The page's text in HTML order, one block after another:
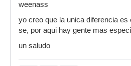
weenass
yo creo que la unica diferencia es
se, por aqui hay gente mas
un saludo